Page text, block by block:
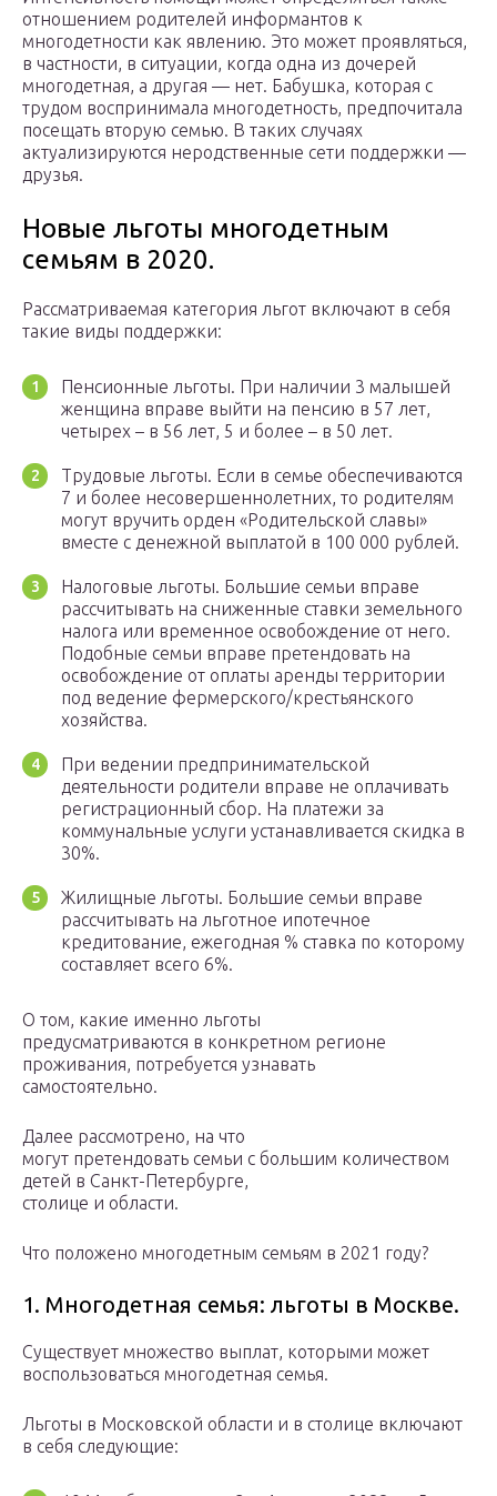
отношением родителей информантов к
многодетности как явлению. Это может проявляться,
в частности, в ситуации, когда одна из дочерей
многодетная, а другая — нет. Бабушка, которая с
трудом воспринимала многодетность, предпочитала
посещать вторую семью. В таких случаях
актуализируются неродственные сети поддержки —
друзья.
Новые льготы многодетным
семьям в 2020.
Рассматриваемая категория льгот включают в себя
такие виды поддержки:
Пенсионные льготы. При наличии 3 малышей
женщина вправе выйти на пенсию в 57 лет,
четырех – в 56 лет, 5 и более – в 50 лет.
Трудовые льготы. Если в семье обеспечиваются
7 и более несовершеннолетних, то родителям
могут вручить орден «Родительской славы»
вместе с денежной выплатой в 100 000 рублей.
Налоговые льготы. Большие семьи вправе
рассчитывать на сниженные ставки земельного
налога или временное освобождение от него.
Подобные семьи вправе претендовать на
освобождение от оплаты аренды территории
под ведение фермерского/крестьянского
хозяйства.
При ведении предпринимательской
деятельности родители вправе не оплачивать
регистрационный сбор. На платежи за
коммунальные услуги устанавливается скидка в
30%.
Жилищные льготы. Большие семьи вправе
рассчитывать на льготное ипотечное
кредитование, ежегодная % ставка по которому
составляет всего 6%.
О том, какие именно льготы
предусматриваются в конкретном регионе
проживания, потребуется узнавать
самостоятельно.
Далее рассмотрено, на что
могут претендовать семьи с большим количеством
детей в Санкт-Петербурге,
столице и области.
Что положено многодетным семьям в 2021 году?
1. Многодетная семья: льготы в Москве.
Существует множество выплат, которыми может
воспользоваться многодетная семья.
Льготы в Московской области и в столице включают
в себя следующие: